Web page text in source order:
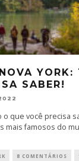
YORK:
SABER!
o que você precisa
mais famosos do
8 COMENTÁRIOS